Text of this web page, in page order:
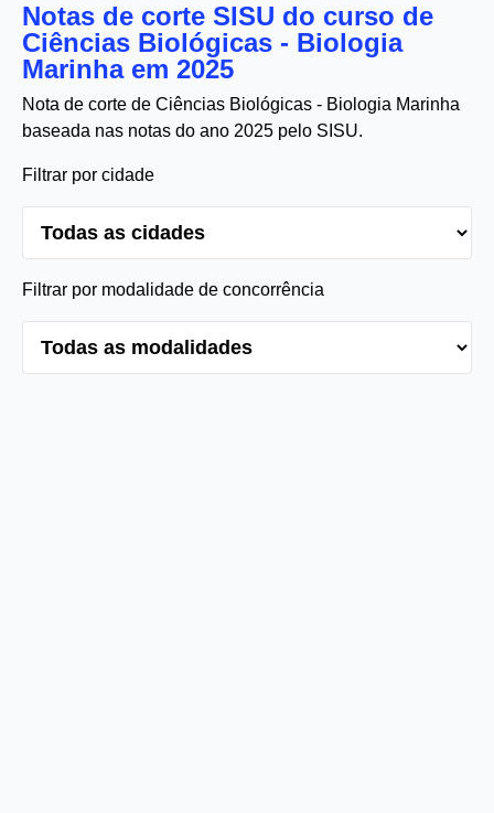
Notas de corte SISU do curso de
Ciências Biológicas - Biologia
Marinha em 2025
Nota de corte de Ciências Biológicas - Biologia Marinha
baseada nas notas do ano 2025 pelo SISU.
Filtrar por cidade
Filtrar por modalidade de concorrência